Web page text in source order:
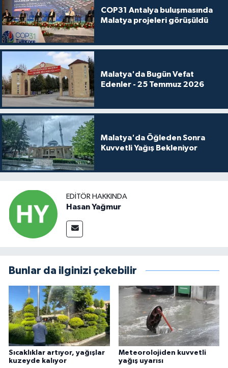
COP31 Antalya buluşmasında
Malatya projeleri görüşüldü
Malatya'da Bugün Vefat
Edenler - 25 Temmuz 2026
Malatya'da Öğleden Sonra
Kuvvetli Yağış Bekleniyor
EDITÖR HAKKINDA
Hasan Yağmur
Bunlar da ilginizi çekebilir
Sıcaklıklar artıyor, yağışlar
kuzeyde kalıyor
Meteorolojiden kuvvetli
yağış uyarısı